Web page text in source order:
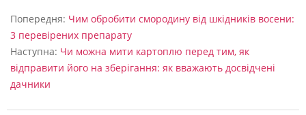
09-
04
Попередня: Чим обробити смородину від шкідників восени:
3 перевірених препарату
Наступна: Чи можна мити картоплю перед тим, як
відправити його на зберігання: як вважають досвідчені
дачники